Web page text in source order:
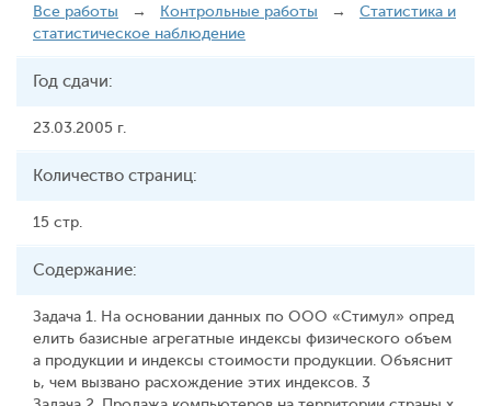
Все работы → Контрольные работы → Статистика и
статистическое наблюдение
Год сдачи:
23.03.2005 г.
Количество страниц:
15 стр.
Содержание:
Задача 1. На основании данных по ООО «Стимул» опред
елить базисные агрегатные индексы физического объем
а продукции и индексы стоимости продукции. Объяснит
ь, чем вызвано расхождение этих индексов. 3